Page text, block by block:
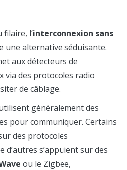
filaire, l’interconnexion sans
une alternative séduisante.
aux détecteurs de
via des protocoles radio
de câblage.
généralement des
pour communiquer. Certains
des protocoles
s’appuient sur des
ou le Zigbee,